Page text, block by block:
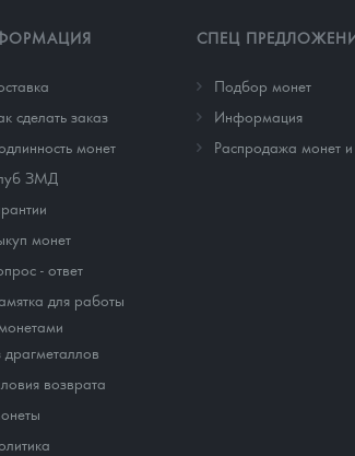
сделать заказ
монет
ЗМД
монет
- ответ
для работы
драгметаллов
возврата
СПЕЦ
Подбор монет
Информация
Распродажа монет